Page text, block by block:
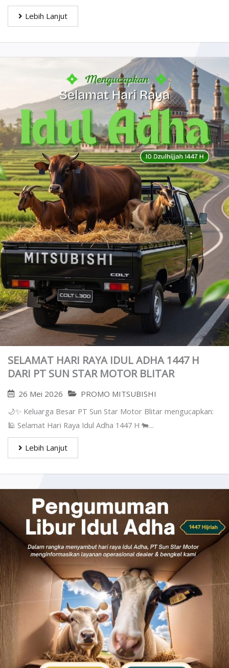
Lebih Lanjut
SELAMAT HARI RAYA IDUL ADHA 1447 H
DARI PT SUN STAR MOTOR BLITAR
26 Mei 2026
PROMO MITSUBISHI
🌙✨ Keluarga Besar PT Sun Star Motor Blitar mengucapkan:
🕌 Selamat Hari Raya Idul Adha 1447 H 🐄...
Lebih Lanjut